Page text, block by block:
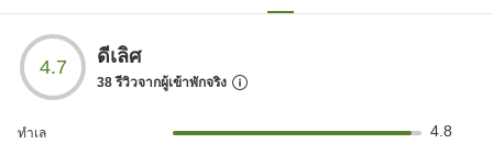
4.7 ดีเลิศ
38รีวิวจากผู้เข้าพักจริง
ทำเล 4.8